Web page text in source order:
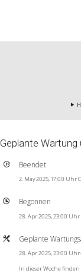
Geplante Wartung
Beendet
2. May 2025, 17:00 Uhr
Begonnen
28. Apr 2025, 23:00 Uhr
Geplante
28. Apr 2025, 23:00
In dieser Woche